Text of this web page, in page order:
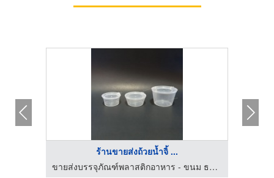
ร้านขายส่งถ้วยน้ำจิ้ ...
ขายส่งบรรจุภัณฑ์พลาสติกอาหาร - ขนม ธนาแพคเกจจิ้ง